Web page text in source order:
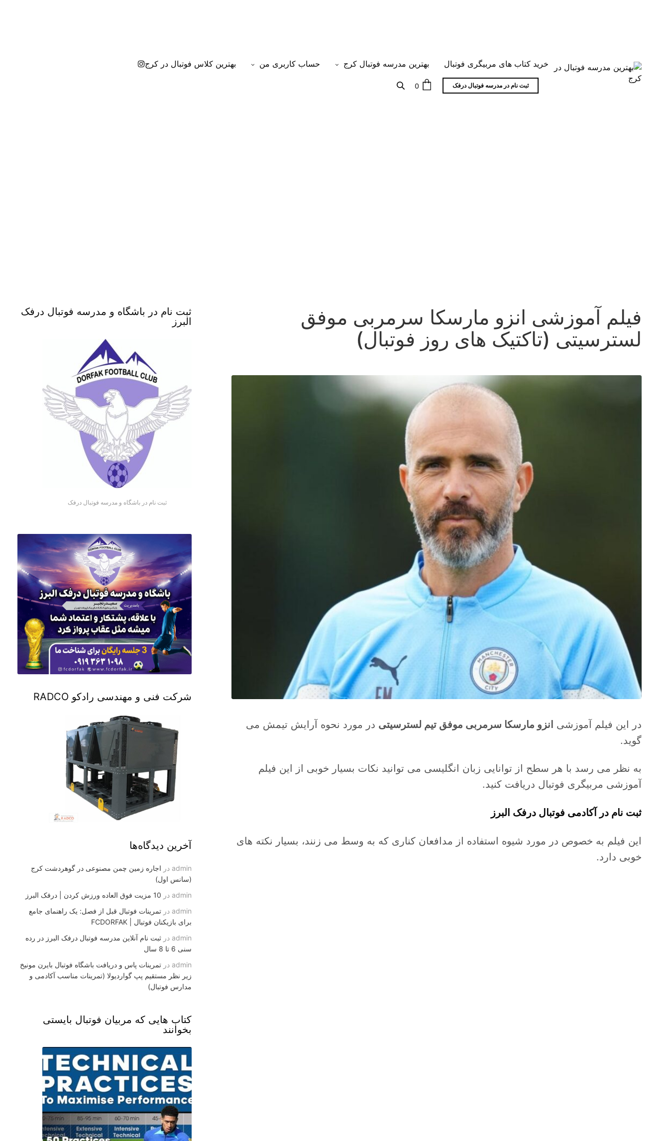
خرید کتاب های مربیگری فوتبال بهترین مدرسه فوتبال کرج حساب کاربری من بهترین کلاس فوتبال در کرج
ثبت نام در مدرسه فوتبال درفک 0
فیلم آموزشی انزو مارسکا سرمربی موفق
لسترسیتی (تاکتیک های روز فوتبال)
در این فیلم آموزشی انزو مارسکا سرمربی موفق تیم لسترسیتی در مورد نحوه آرایش تیمش می
گوید.
به نظر می رسد با هر سطح از توانایی زبان انگلیسی می توانید نکات بسیار خوبی از این فیلم
آموزشی مربیگری فوتبال دریافت کنید.
ثبت نام در آکادمی فوتبال درفک البرز
این فیلم به خصوص در مورد شیوه استفاده از مدافعان کناری که به وسط می زنند، بسیار نکته های
خوبی دارد.
ثبت نام در باشگاه و مدرسه فوتبال درفک
البرز
ثبت نام در باشگاه و مدرسه فوتبال درفک
شرکت فنی و مهندسی رادکو RADCO
آخرین دیدگاه‌ها
admin در اجاره زمین چمن مصنوعی در گوهردشت کرج
(سانس اول)
admin در 10 مزیت فوق العاده ورزش کردن | درفک البرز
admin در تمرینات فوتبال قبل از فصل: یک راهنمای جامع
برای بازیکنان فوتبال | FCDORFAK
admin در ثبت نام آنلاین مدرسه فوتبال درفک البرز در رده
سنی 6 تا 8 سال
admin در تمرینات پاس و دریافت باشگاه فوتبال بایرن مونیخ
زیر نظر مستقیم پپ گواردیولا (تمرینات مناسب آکادمی و
مدارس فوتبال)
کتاب هایی که مربیان فوتبال بایستی
بخوانند